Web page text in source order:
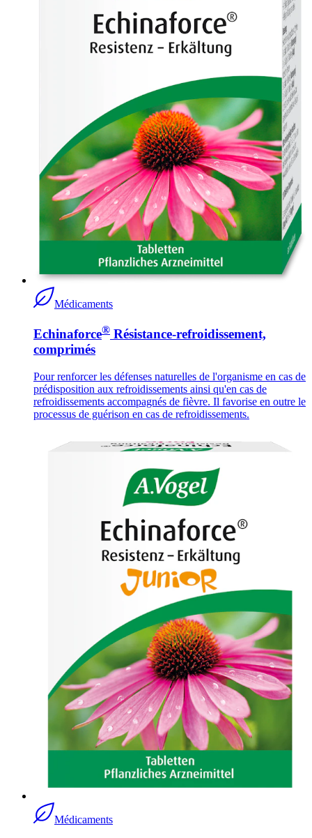
Médicaments
Echinaforce® Résistance-refroidissement,
comprimés
Pour renforcer les défenses naturelles de l'organisme en cas de
prédisposition aux refroidissements ainsi qu'en cas de
refroidissements accompagnés de fièvre. Il favorise en outre le
processus de guérison en cas de refroidissements.
Médicaments